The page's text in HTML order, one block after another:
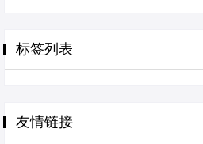
标签列表
友情链接